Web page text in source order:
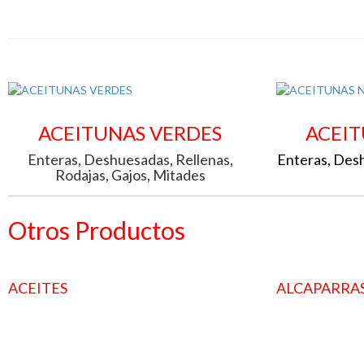
ACEITUNAS VERDES
Enteras, Deshuesadas, Rellenas,
Rodajas, Gajos, Mitades
Enteras,
Otros Productos
ACEITES